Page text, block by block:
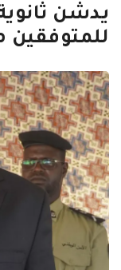
يدشن
للمتوفقين